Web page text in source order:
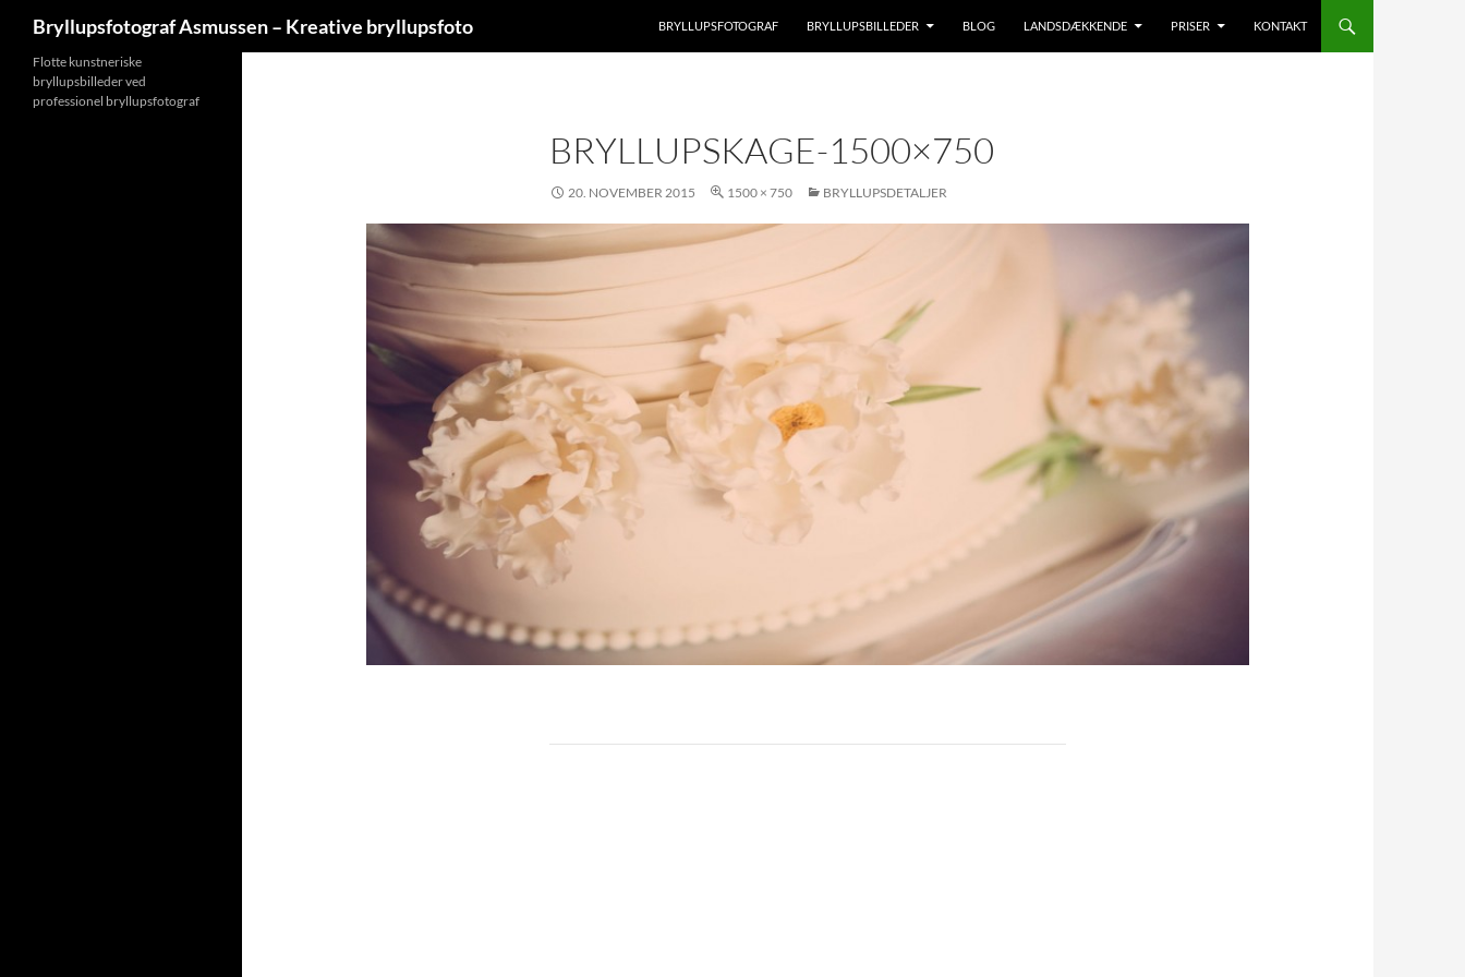
Bryllupsfotograf Asmussen – Kreative bryllupsfoto BRYLLUPSFOTOGRAF BRYLLUPSBILLEDER BLOG LANDSDÆKKENDE PRISER KONTAKT
BRYLLUPSKAGE-1500×750
20. NOVEMBER 2015 1500 × 750 BRYLLUPSDETALJER
Flotte kunstneriske
bryllupsbilleder ved
professionel bryllupsfotograf